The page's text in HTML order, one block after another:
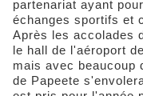
partenariat ayant
échanges sportifs et
Après les accolades
le hall de l'aéroport
mais avec beaucoup
de Papeete